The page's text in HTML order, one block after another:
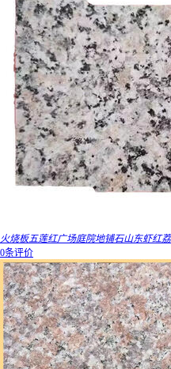
火烧板五莲红广场庭院地铺石山东虾红
0条评价